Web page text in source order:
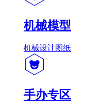
机械模型
机械设计图纸
手办专区